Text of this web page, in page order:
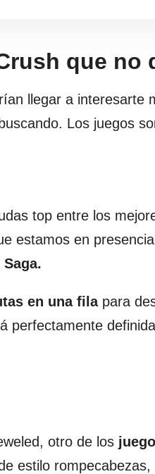
que no
llegar a interesarte
Los juegos
top entre los
estamos en
en una filapara
perfectamente
otro de los
estilo